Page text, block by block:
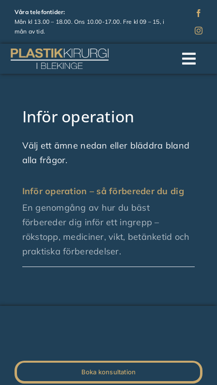
Fortsätt
innehållet
Våra telefontider:
Mån kl 13.00 – 18.00. Ons 10.00-17.00. Fre kl 09 – 15, i
mån av tid.
Om oss
Operationer
Prislista
Finansiering
Inför operation
Välj ett ämne nedan eller bläddra bland
alla frågor.
Inför operation – så förbereder du dig
En genomgång av hur du bäst
förbereder dig inför ett ingrepp –
rökstopp, mediciner, vikt, betänketid och
praktiska förberedelser.
Boka konsultation